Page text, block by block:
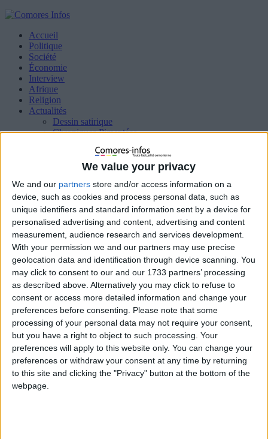
We value your privacy
We and our partners store and/or access information on a
device, such as cookies and process personal data, such as
unique identifiers and standard information sent by a device for
personalised advertising and content, advertising and content
measurement, audience research and services development.
With your permission we and our partners may use precise
geolocation data and identification through device scanning. You
may click to consent to our and our 1733 partners’ processing
as described above. Alternatively you may click to refuse to
consent or access more detailed information and change your
preferences before consenting.
Please note that some
processing of your personal data may not require your consent,
but you have a right to object to such processing. Your
preferences will apply to this website only. You can change your
preferences or withdraw your consent at any time by returning
to this site and clicking the "Privacy" button at the bottom of the
webpage.
Accueil
Politique
Société
Économie
Interview
Afrique
Religion
Actualités
Dessin satirique
Chroniques Pimentées
Sport
Femme
HIGH TECH
Insolites
International
Océan indien
Interview
Qui sommes nous ?
Politique de cookies (UE)
AccueilMédia IMG_2111
IMG_2111